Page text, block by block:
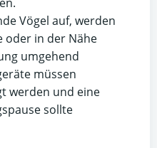
Vögel auf, werden
oder in der Nähe
umgehend
müssen
werden und eine
sollte